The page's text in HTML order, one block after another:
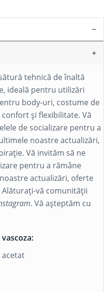
tehnică de înaltă
ideală pentru utilizări
body-uri, costume de
și flexibilitate. Vă
de socializare pentru a
noastre actualizări,
Vă invităm să ne
pentru a rămâne
actualizări, oferte
Alăturați-vă comunității
. Vă așteptăm cu
acetat